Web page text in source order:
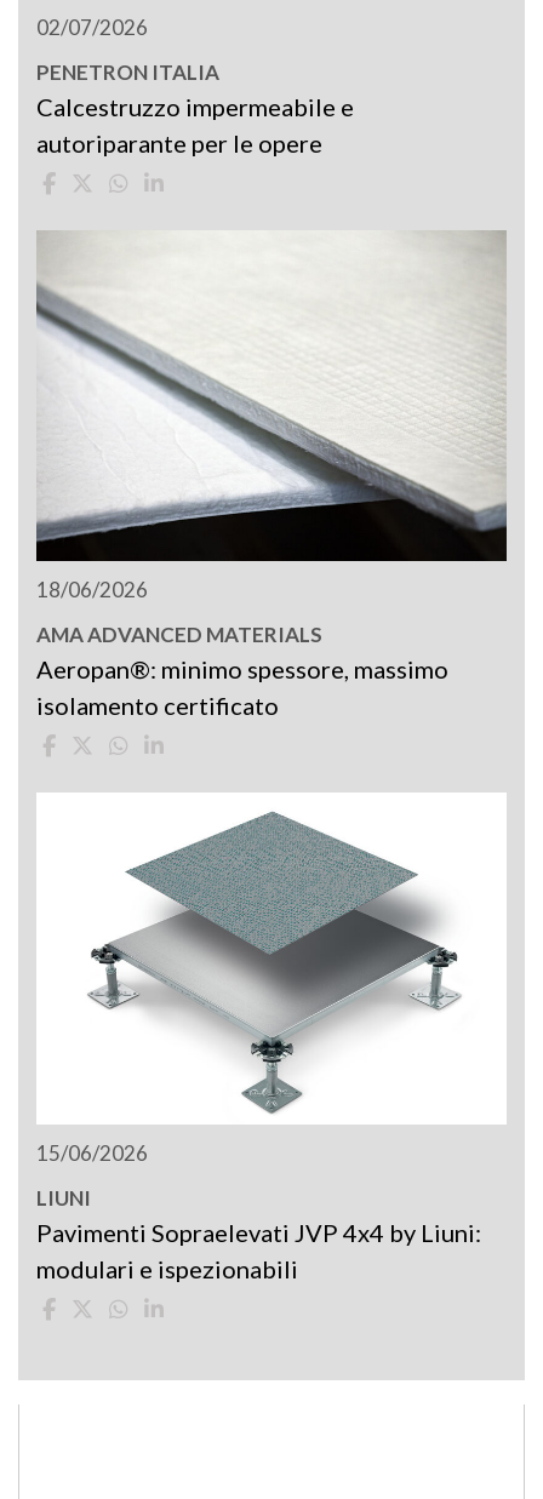
02/07/2026
PENETRON ITALIA
Calcestruzzo impermeabile e
autoriparante per le opere
18/06/2026
AMA ADVANCED MATERIALS
Aeropan®: minimo spessore, massimo
isolamento certificato
15/06/2026
LIUNI
Pavimenti Sopraelevati JVP 4x4 by Liuni:
modulari e ispezionabili